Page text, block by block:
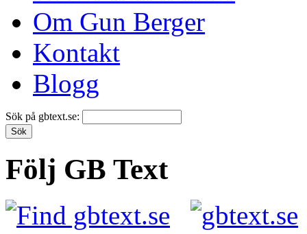
Om Gun Berger
Kontakt
Blogg
Sök på gbtext.se:
Följ GB Text